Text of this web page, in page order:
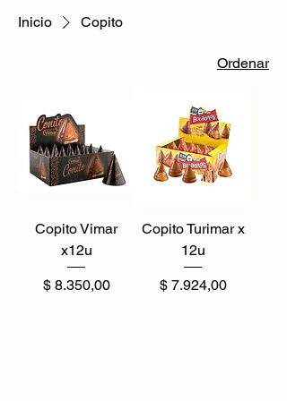
Inicio Copito
Ordenar
Copito Vimar
x12u
Precio
$ 8.350,00
Copito Turimar x
12u
Precio
$ 7.924,00